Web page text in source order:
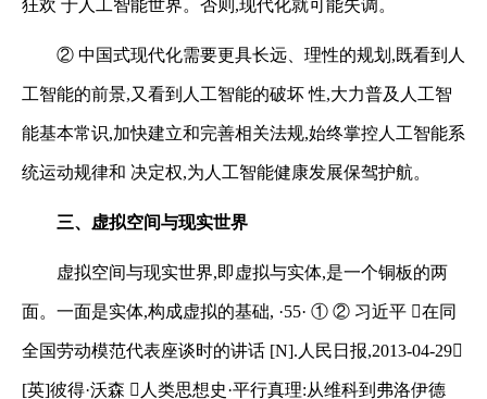
狂欢 于人工智能世界。否则,现代化就可能失调。
② 中国式现代化需要更具长远、理性的规划,既看到人
工智能的前景,又看到人工智能的破坏性,大力普及人工智
能基本常识,加快建立和完善相关法规,始终掌控人工智能系
统运动规律和 决定权,为人工智能健康发展保驾护航。
三、虚拟空间与现实世界
虚拟空间与现实世界,即虚拟与实体,是一个铜板的两
面。一面是实体,构成虚拟的基础, ·55· ① ② 习近平 在同
全国劳动模范代表座谈时的讲话 [N]. 人民日报,2013-04-29
[英]彼得·沃森  人类思想史·平行真理:从维科到弗洛伊德